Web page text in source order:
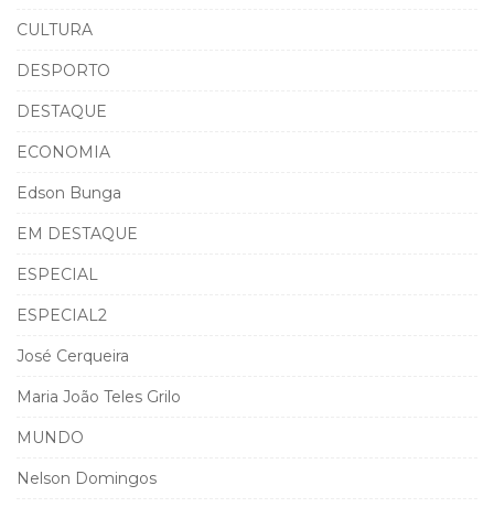
CULTURA
DESPORTO
DESTAQUE
ECONOMIA
Edson Bunga
EM DESTAQUE
ESPECIAL
ESPECIAL2
José Cerqueira
Maria João Teles Grilo
MUNDO
Nelson Domingos